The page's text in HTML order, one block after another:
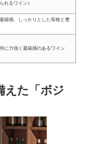
れるワイン）
縮感、しっかりとした骨格と豊
に力強く凝縮感のあるワイン
えた「ボジ